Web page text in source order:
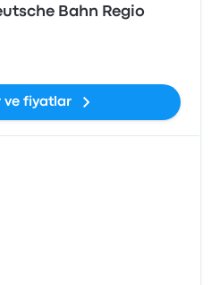
Bahn Regio
ve fiyatlar